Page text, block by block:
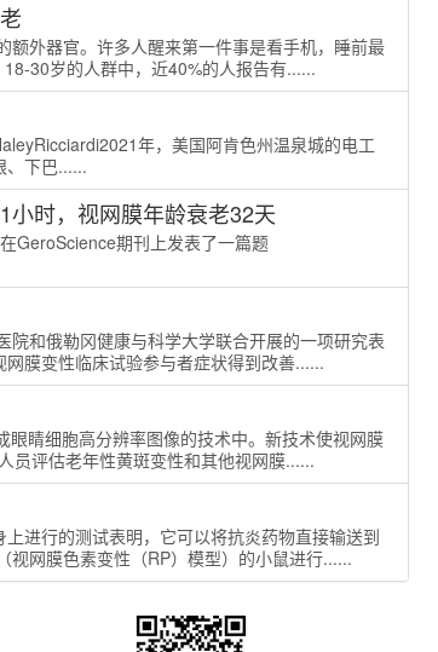
外器官。许多人醒来第一件事是看手机，睡前最
30岁的人群中，近40%的人报告有......
年，美国阿肯色州温泉城的电工
、下巴......
小时，视网膜年龄衰老32天
GeroScience期刊上发表了一篇题
和俄勒冈健康与科学大学联合开展的一项研究表
膜变性临床试验参与者症状得到改善......
睛细胞高分辨率图像的技术中。新技术使视网膜
员评估老年性黄斑变性和其他视网膜......
进行的测试表明，它可以将抗炎药物直接输送到
网膜色素变性（RP）模型）的小鼠进行......